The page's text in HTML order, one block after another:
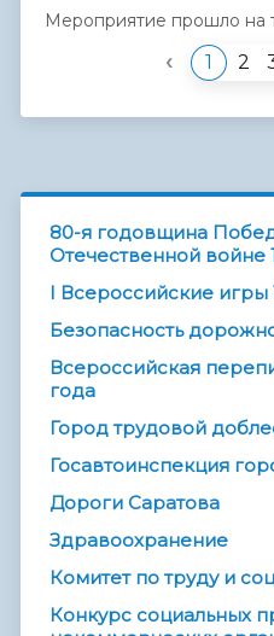
Мероприятие прошло на
‹ 1 2
80-я годовщина
Отечественной войне
I Всероссийские
Безопасность
Всероссийская
года
Город трудовой
Госавтоинспекция
Дороги Саратова
Здравоохранение
Комитет по труду и
Конкурс социальных